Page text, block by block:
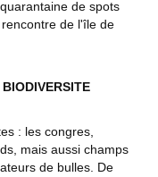
de spots
de l'île de
: les congres,
mais aussi champs
de bulles. De